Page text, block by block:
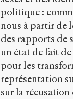
politique :
nous à partir de
des rapports de
un état de fait
pour les
représentation
sur la